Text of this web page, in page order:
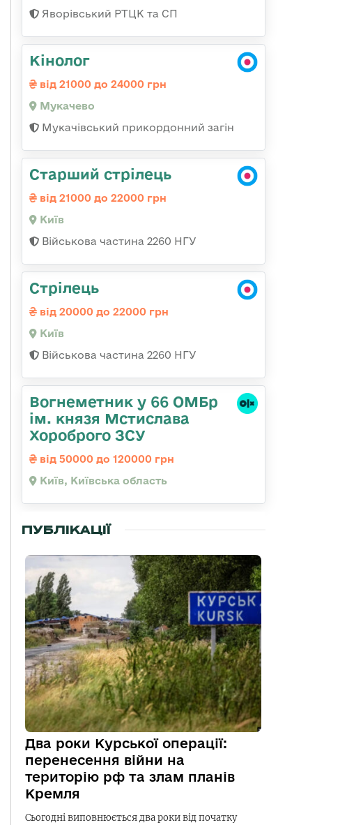
Яворівський РТЦК та СП
Кінолог
від 21000 до 24000 грн
Мукачево
Мукачівський прикордонний загін
Старший стрілець
від 21000 до 22000 грн
Київ
Військова частина 2260 НГУ
Стрілець
від 20000 до 22000 грн
Київ
Військова частина 2260 НГУ
Вогнеметник у 66 ОМБр
ім. князя Мстислава
Хороброго ЗСУ
від 50000 до 120000 грн
Київ, Київська область
ПУБЛІКАЦІЇ
Два роки Курської операції:
перенесення війни на
територію рф та злам планів
Кремля
Сьогодні виповнюється два роки від початку